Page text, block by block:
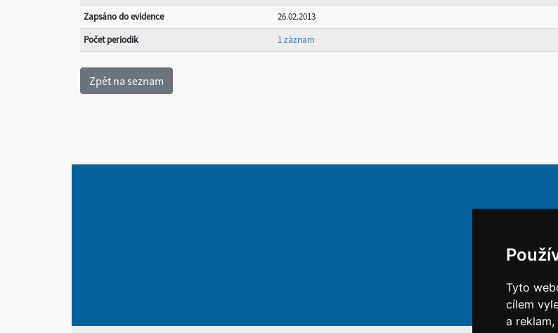
Tyto
cílem
a
Zapsáno do evidence
26.02.2013
Počet periodik
1 záznam